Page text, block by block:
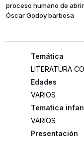
proceso humano de
Óscar Godoy barbosa
LITERATURA
Edades
VARIOS
Tematica
VARIOS
Presentación